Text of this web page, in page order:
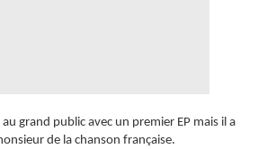
grand public avec un premier EP mais il a
de la chanson française.